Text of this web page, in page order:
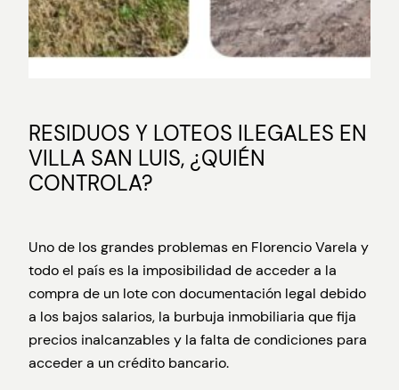
RESIDUOS Y LOTEOS ILEGALES EN
VILLA SAN LUIS, ¿QUIÉN
CONTROLA?
Uno de los grandes problemas en Florencio Varela y
todo el país es la imposibilidad de acceder a la
compra de un lote con documentación legal debido
a los bajos salarios, la burbuja inmobiliaria que fija
precios inalcanzables y la falta de condiciones para
acceder a un crédito bancario.